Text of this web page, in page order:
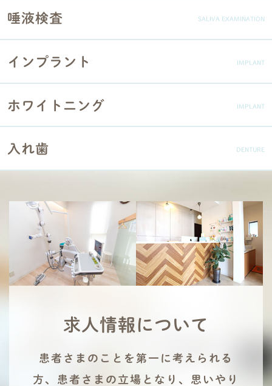
唾液検査 SALIVA EXAMINATION
インプラント IMPLANT
ホワイトニング IMPLANT
入れ歯 DENTURE
求人情報について
患者さまのことを第一に考えられる
方、患者さまの立場となり、思いやり